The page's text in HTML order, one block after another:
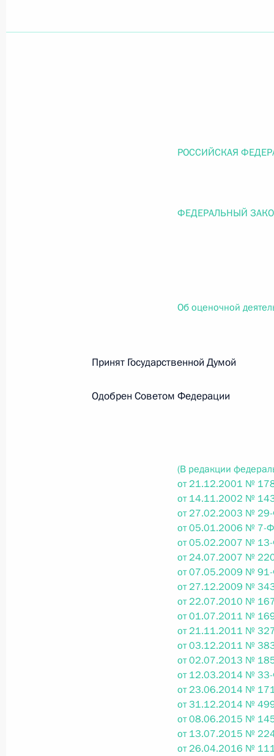
Федеральный закон от
Федеральный закон от
О внесении изменений в Федеральный
юрисдикции в Российской Федерации»
Федеральный закон от
О внесении изменений в статью 12
Федеральный закон от
О внесении изменений в статьи 85 и 102
кодекса Российской Федерации
Федеральный закон от
О внесении изменений в Трудовой
РОССИЙСКАЯ
ФЕДЕРАЛЬНЫЙ
Об оценочной
Принят Государственной
Одобрен Советом
(В редакции
от 21.12.2001 №
от 14.11.2002 №
от 27.02.2003 №
от 05.01.2006 № 7-
от 05.02.2007 №
от 24.07.2007 №
от 07.05.2009 №
от 27.12.2009 №
от 22.07.2010 №
от 01.07.2011 №
от 21.11.2011 №
от 03.12.2011 №
от 02.07.2013 №
от 12.03.2014 №
от 23.06.2014 №
от 31.12.2014 №
от 08.06.2015 №
от 13.07.2015 №
от 26.04.2016 №